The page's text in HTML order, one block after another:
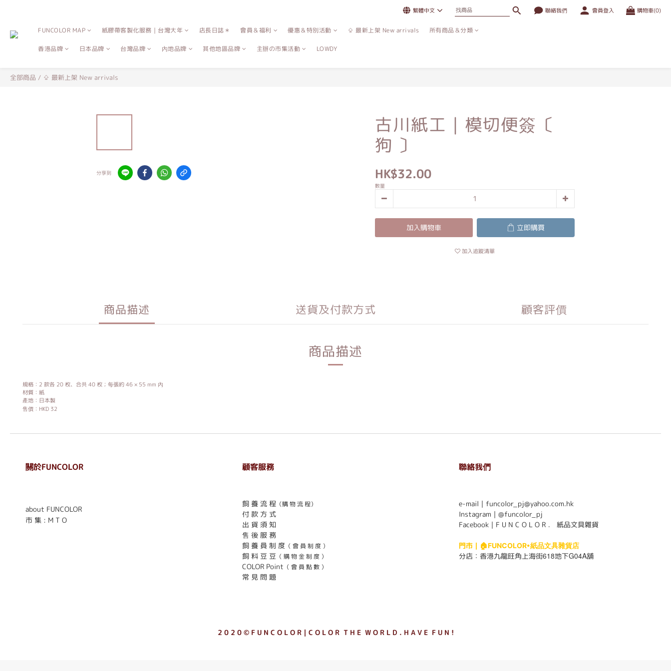
繁體中文 聯絡我們 會員登入 購物車(0)
FUNCOLOR MAP 紙膠帶客製化服務｜台灣大年 店長日誌＊ 會員＆福利 優惠＆特別活動 ⇪ 最新上架 New arrivals 所有商品＆分類
香港品牌 日本品牌 台灣品牌 內地品牌 其他地區品牌 主辦の市集活動 LOWDY
全部商品 / ⇪ 最新上架 New arrivals
分享到
古川紙工｜模切便簽〔
狗 〕
HK$32.00
數量
加入購物車 立即購買
加入追蹤清單
商品描述 送貨及付款方式 顧客評價
商品描述
規格：2 款各 20 枚、合共 40 枚；每張約 46 × 55 mm 內
材質：紙
產地：日本製
售價：HKD 32
關於FUNCOLOR
about FUNCOLOR
市 集 : M T O
顧客服務
飼 養 流 程 （購 物 流 程）
付 款 方 式
出 貨 須 知
售 後 服 務
飼 養 員 制 度 （ 會 員 制 度 ）
飼 料 豆 豆 （ 購 物 金 制 度 ）
COLOR Point （ 會 員 點 數 ）
常 見 問 題
聯絡我們
e-mail｜funcolor_pj@yahoo.com.hk
Instagram｜ @funcolor_pj
Facebook｜ F U N C O L O R ． 紙品文具雜貨
門市｜ 🏠FUNCOLOR•紙品文具雜貨店
分店： 香港九龍旺角上海街618地下G04A舖
2 0 2 0 © F U N C O L O R｜C O L O R T H E W O R L D . H A V E F U N !